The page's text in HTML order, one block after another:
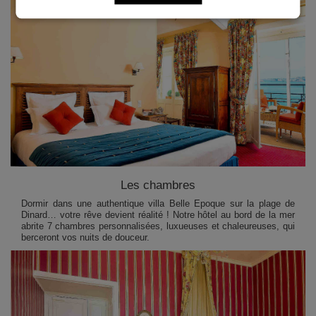
Les chambres
Dormir dans une authentique villa Belle Epoque sur la plage de
Dinard… votre rêve devient réalité ! Notre hôtel au bord de la mer
abrite 7 chambres personnalisées, luxueuses et chaleureuses, qui
berceront vos nuits de douceur.